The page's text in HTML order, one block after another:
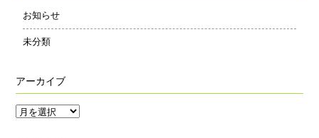
お知らせ
未分類
アーカイブ
ア